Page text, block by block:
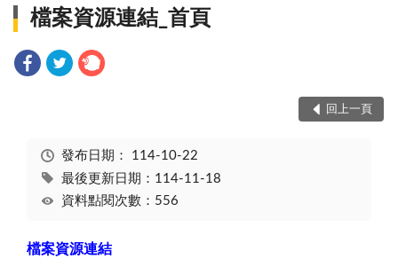
檔案資源連結_首頁
回上一頁
發布日期： 114-10-22
最後更新日期：114-11-18
資料點閱次數：556
檔案資源連結